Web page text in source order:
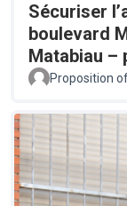
Sécuriser
boulevard
Matabiau –
Proposition